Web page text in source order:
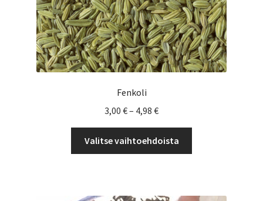
Fenkoli
3,00 €– 4,98 €Hintaluokka:
3,00 €
-
4,98 €
Valitse vaihtoehdoista
muunnelma.